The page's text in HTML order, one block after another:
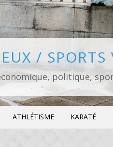
/ SPORTS
politique,
ATHLÉTISME KARATÉ